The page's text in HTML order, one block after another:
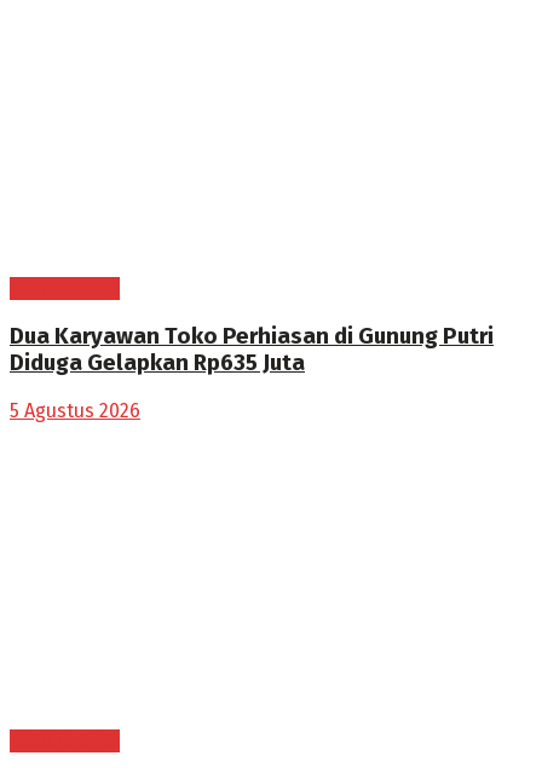
Dua Karyawan Toko Perhiasan di Gunung Putri
Diduga Gelapkan Rp635 Juta
5 Agustus 2026